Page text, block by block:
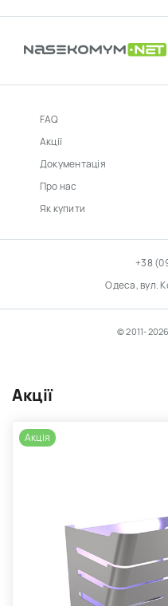
Акції
Акція
FAQ
Акції
Документація
Про нас
Як купити
+38
Одеса, вул.
© 2011-